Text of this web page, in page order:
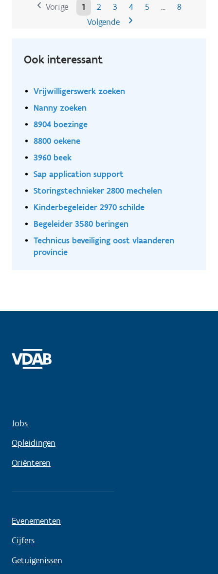
Vorige 1 2 3 4 5
8
Volgende
Ook interessant
Vrijwilligerswerk zoeken
Nanny zoeken
8904 boezinge
8800 oekene
3960 beek
Sap application support
Storingstechnieker 2800 mechelen
Kinderbegeleider 2970 schilde
Begeleider 3580 beringen
Technicus beveiliging oost vlaanderen
provincie
Jobs
Opleidingen
Oriënteren
Evenementen
Cijfers
Getuigenissen